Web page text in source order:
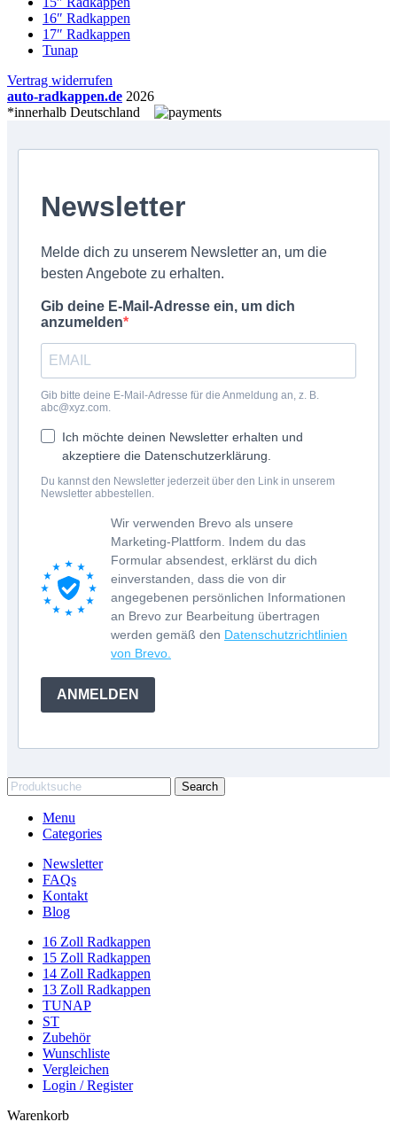
16″ Radkappen
17″ Radkappen
Tunap
Vertrag widerrufen
auto-radkappen.de 2026
*innerhalb Deutschland
Newsletter
Melde dich zu unserem Newsletter an, um die
besten Angebote zu erhalten.
Gib deine E-Mail-Adresse ein, um dich
anzumelden
Gib bitte deine E-Mail-Adresse für die Anmeldung an, z. B.
abc@xyz.com.
Ich möchte deinen Newsletter erhalten und
akzeptiere die Datenschutzerklärung.
Du kannst den Newsletter jederzeit über den Link in unserem
Newsletter abbestellen.
Wir verwenden Brevo als unsere
Marketing-Plattform. Indem du das
Formular absendest, erklärst du dich
einverstanden, dass die von dir
angegebenen persönlichen Informationen
an Brevo zur Bearbeitung übertragen
werden gemäß den Datenschutzrichtlinien
von Brevo.
ANMELDEN
Search
Menu
Categories
Newsletter
FAQs
Kontakt
Blog
16 Zoll Radkappen
15 Zoll Radkappen
14 Zoll Radkappen
13 Zoll Radkappen
TUNAP
ST
Zubehör
Wunschliste
Vergleichen
Login / Register
Warenkorb